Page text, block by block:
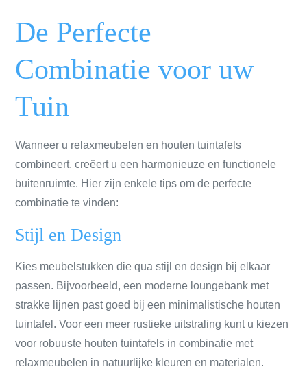
De Perfecte
Combinatie voor uw
Tuin
Wanneer u relaxmeubelen en houten tuintafels
combineert, creëert u een harmonieuze en functionele
buitenruimte. Hier zijn enkele tips om de perfecte
combinatie te vinden:
Stijl en Design
Kies meubelstukken die qua stijl en design bij elkaar
passen. Bijvoorbeeld, een moderne loungebank met
strakke lijnen past goed bij een minimalistische houten
tuintafel. Voor een meer rustieke uitstraling kunt u kiezen
voor robuuste houten tuintafels in combinatie met
relaxmeubelen in natuurlijke kleuren en materialen.